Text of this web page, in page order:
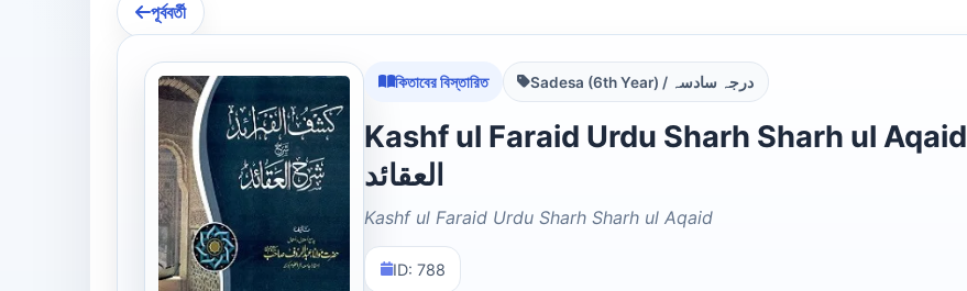
পূর্ববর্তী
কিতাবের বিস্তারিত Sadesa (6th Year) / درجہ سادسہ
Kashf ul Faraid Urdu Sharh Sharh ul Aqaid کشف الفرائد اردو شرح شرح
العقائد
Kashf ul Faraid Urdu Sharh Sharh ul Aqaid
ID: 788